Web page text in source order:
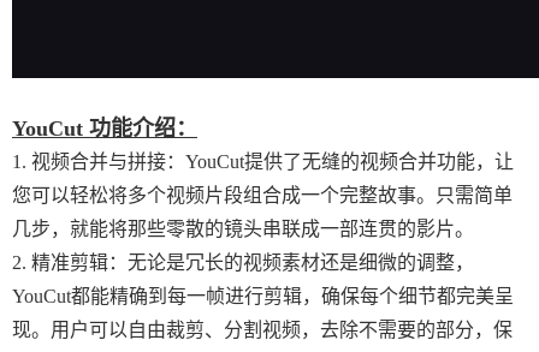
YouCut 功能介绍：
1. 视频合并与拼接：YouCut提供了无缝的视频合并功能，让
您可以轻松将多个视频片段组合成一个完整故事。只需简单
几步，就能将那些零散的镜头串联成一部连贯的影片。
2. 精准剪辑：无论是冗长的视频素材还是细微的调整，
YouCut都能精确到每一帧进行剪辑，确保每个细节都完美呈
现。用户可以自由裁剪、分割视频，去除不需要的部分，保